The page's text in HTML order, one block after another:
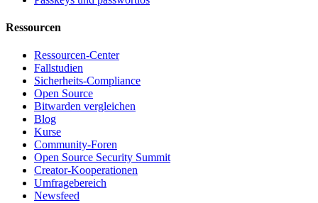
Ressourcen
Ressourcen-Center
Fallstudien
Sicherheits-Compliance
Open Source
Bitwarden vergleichen
Blog
Kurse
Community-Foren
Open Source Security Summit
Creator-Kooperationen
Umfragebereich
Newsfeed